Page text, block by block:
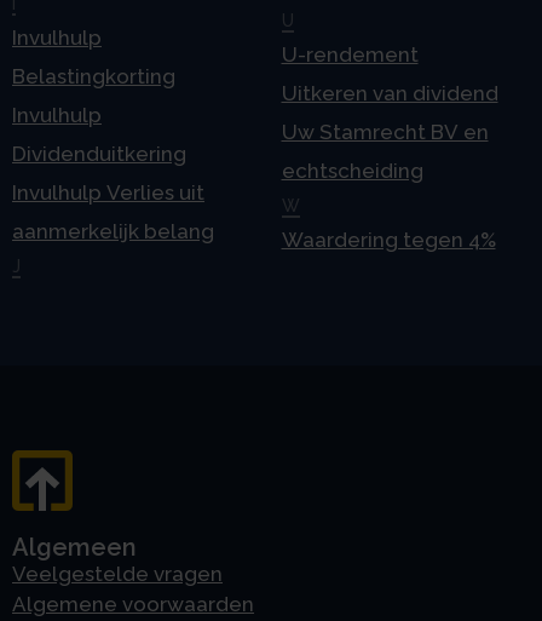
Invulhulp
Belastingkorting
Invulhulp
Dividenduitkering
Invulhulp Verlies uit
aanmerkelijk belang
J
U
U-rendement
Uitkeren van dividend
Uw Stamrecht BV en
echtscheiding
W
Waardering tegen 4%
Algemeen
Veelgestelde vragen
Algemene voorwaarden